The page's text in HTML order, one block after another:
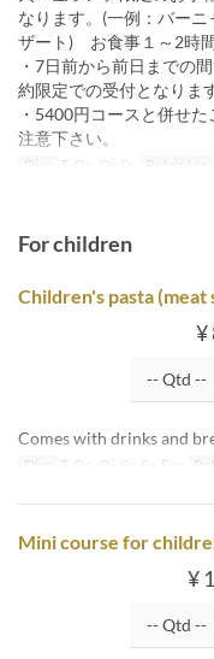
なります。(一例：バー
ザート) お食事１～2時間
・7日前から前日までの
約限定での受付となります
・5400円コースと併せ
注意下さい。
Dias T, Qa, Qi, Sx Refeições
For children
Children's pasta (meat
¥
Comes with drinks and
Dias T, Qa, Qi, Sx, Sa, Fer
Mini course for
¥